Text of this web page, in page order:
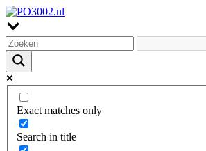
Exact matches only
Search in title